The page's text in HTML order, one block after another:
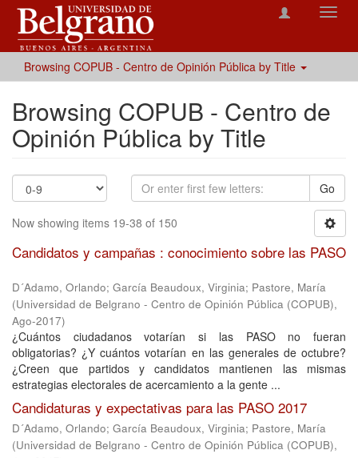
Browsing COPUB - Centro de Opinión Pública by Title
Browsing COPUB - Centro de
Opinión Pública by Title
Go
Now showing items 19-38 of 150
Candidatos y campañas : conocimiento sobre las PASO
D´Adamo, Orlando; García Beaudoux, Virginia; Pastore, María
(Universidad de Belgrano - Centro de Opinión Pública (COPUB),
Ago-2017)
¿Cuántos ciudadanos votarían si las PASO no fueran
obligatorias? ¿Y cuántos votarían en las generales de octubre?
¿Creen que partidos y candidatos mantienen las mismas
estrategias electorales de acercamiento a la gente ...
Candidaturas y expectativas para las PASO 2017
D´Adamo, Orlando; García Beaudoux, Virginia; Pastore, María
(Universidad de Belgrano - Centro de Opinión Pública (COPUB),